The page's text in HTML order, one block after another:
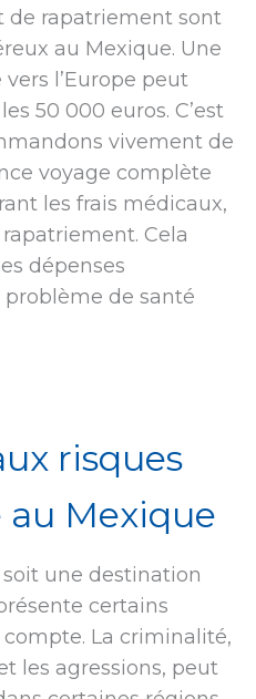
de rapatriement sont
au Mexique. Une
l’Europe peut
50 000 euros. C’est
vivement de
voyage complète
les frais médicaux,
Cela
dépenses
de santé
risques
au Mexique
une destination
certains
La criminalité,
les agressions, peut